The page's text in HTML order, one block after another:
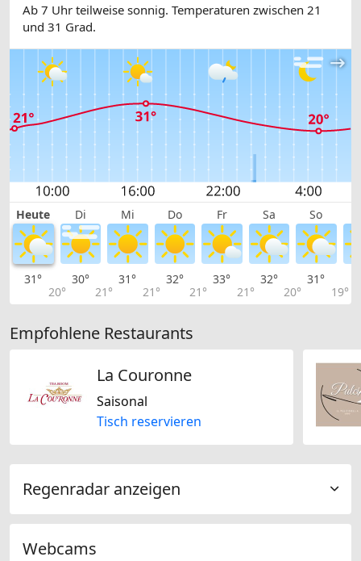
Ab 7 Uhr teilweise sonnig. Temperaturen zwischen 21
und 31 Grad.
Heute Di Mi Do Fr Sa So
31°
20°
30°
21°
31°
21°
32°
21°
33°
21°
32°
20°
31°
19°
Empfohlene Restaurants
La Couronne
Saisonal
Tisch reservieren
Regenradar anzeigen
Webcams